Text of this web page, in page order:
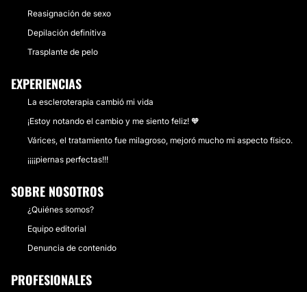
Reasignación de sexo
Depilación definitiva
Trasplante de pelo
EXPERIENCIAS
La escleroterapia cambió mi vida
¡Estoy notando el cambio y me siento feliz! 🧡
Várices, el tratamiento fue milagroso, mejoró mucho mi aspecto físico.
¡¡¡¡piernas perfectas!!!
SOBRE NOSOTROS
¿Quiénes somos?
Equipo editorial
Denuncia de contenido
PROFESIONALES